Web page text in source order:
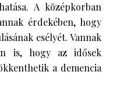
A középkorban
érdekében, hogy
esélyét. Vannak
is, hogy az idősek
a demencia